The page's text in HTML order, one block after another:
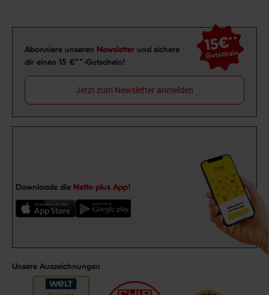
Newsletter Anmeldung
Abonniere unseren Newsletter und sichere
dir einen 15 €**-Gutschein!
15€**
Gutschein
Jetzt zum Newsletter anmelden
Downloade die Netto plus App!
Unsere Auszeichnungen